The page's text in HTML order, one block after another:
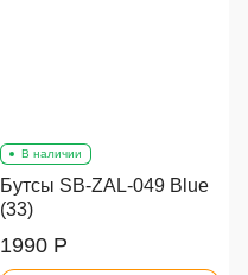
В наличии
Бутсы SB-ZAL-049 Blue
(33)
1990 Р